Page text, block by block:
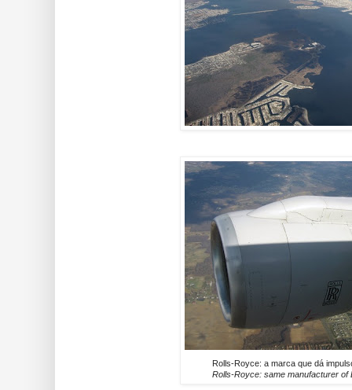
Rolls-Royce: a marca que dá
Rolls-Royce: same manufacturer of